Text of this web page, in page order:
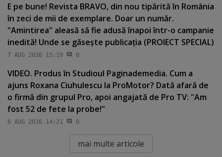
E pe bune! Revista BRAVO, din nou tipărită în România
în zeci de mii de exemplare. Doar un număr.
"Amintirea" aleasă să fie adusă înapoi într-o campanie
inedită! Unde se găseşte publicaţia (PROIECT SPECIAL)
7 AUG 2026 15:19 0
VIDEO. Produs în Studioul Paginademedia. Cum a
ajuns Roxana Ciuhulescu la ProMotor? Dată afară de
o firmă din grupul Pro, apoi angajată de Pro TV: "Am
fost 52 de fete la probe!"
6 AUG 2026 14:21 0
mai multe articole